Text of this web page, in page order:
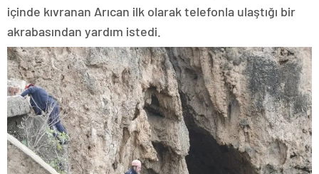
içinde kıvranan Arıcan ilk olarak telefonla ulaştığı bir
akrabasından yardım istedi.